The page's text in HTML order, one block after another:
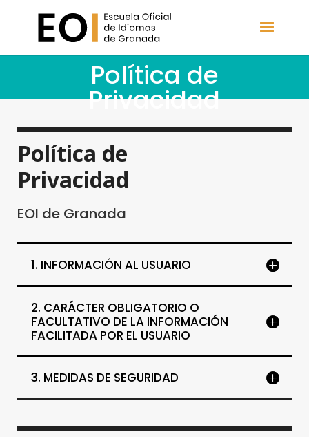
Política de
Privacidad
Política de
Privacidad
EOI de Granada
1. INFORMACIÓN AL USUARIO
2. CARÁCTER OBLIGATORIO O
FACULTATIVO DE LA INFORMACIÓN
FACILITADA POR EL USUARIO
3. MEDIDAS DE SEGURIDAD